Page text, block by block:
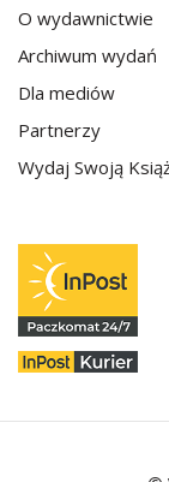
O wydawnictwie
Archiwum wydań
Dla mediów
Partnerzy
Wydaj Swoją